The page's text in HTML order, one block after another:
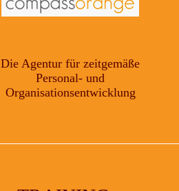
Die Agentur für zeitgemäße
Personal- und
Organisationsentwicklung